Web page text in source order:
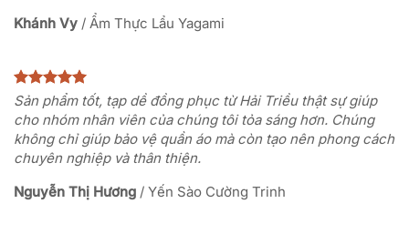
Khánh Vy / Ẩm Thực Lẩu Yagami
Sản phẩm tốt, tạp dề đồng phục từ Hải Triều thật sự giúp
cho nhóm nhân viên của chúng tôi tỏa sáng hơn. Chúng
không chỉ giúp bảo vệ quần áo mà còn tạo nên phong cách
chuyên nghiệp và thân thiện.
Nguyễn Thị Hương / Yến Sào Cường Trinh